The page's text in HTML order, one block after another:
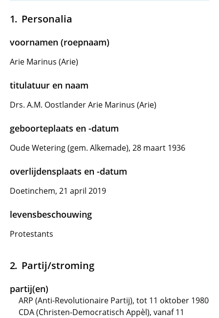
Personalia
voornamen (roepnaam)
Arie Marinus (Arie)
titulatuur en naam
Drs. A.M. Oostlander Arie Marinus (Arie)
geboorteplaats en -datum
Oude Wetering (gem. Alkemade), 28 maart 1936
overlijdensplaats en -datum
Doetinchem, 21 april 2019
levensbeschouwing
Protestants
Partij/stroming
partij(en)
ARP (Anti-Revolutionaire Partij), tot 11 oktober 1980
CDA (Christen-Democratisch Appèl), vanaf 11